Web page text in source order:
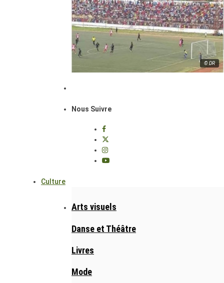
© DR
Nous Suivre
Culture
Arts visuels
Danse et Théâtre
Livres
Mode